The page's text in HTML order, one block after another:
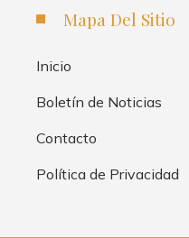
Mapa Del Sitio
Inicio
Boletín de Noticias
Contacto
Política de Privacidad